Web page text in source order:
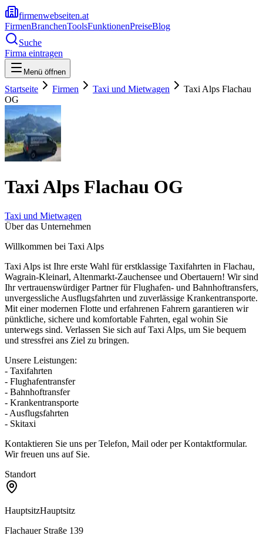
firmenwebseiten.at
FirmenBranchenToolsFunktionenPreiseBlog
Suche
Firma eintragen
Menü öffnen
Startseite Firmen Taxi und Mietwagen
Taxi Alps Flachau
OG
Taxi Alps Flachau OG
Taxi und Mietwagen
Über das Unternehmen
Willkommen bei Taxi Alps
Taxi Alps ist Ihre erste Wahl für erstklassige Taxifahrten in Flachau,
Wagrain-Kleinarl, Altenmarkt-Zauchensee und Obertauern! Wir sind
Ihr vertrauenswürdiger Partner für Flughafen- und Bahnhoftransfers,
unvergessliche Ausflugsfahrten und zuverlässige Krankentransporte.
Mit einer modernen Flotte und erfahrenen Fahrern garantieren wir
pünktliche, sichere und komfortable Fahrten, egal wohin Sie
unterwegs sind. Verlassen Sie sich auf Taxi Alps, um Sie bequem
und stressfrei ans Ziel zu bringen.
Unsere Leistungen:
- Taxifahrten
- Flughafentransfer
- Bahnhoftransfer
- Krankentransporte
- Ausflugsfahrten
- Skitaxi
Kontaktieren Sie uns per Telefon, Mail oder per Kontaktformular.
Wir freuen uns auf Sie.
Standort
HauptsitzHauptsitz
Flachauer Straße 139